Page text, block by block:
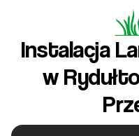
Instalacja
w